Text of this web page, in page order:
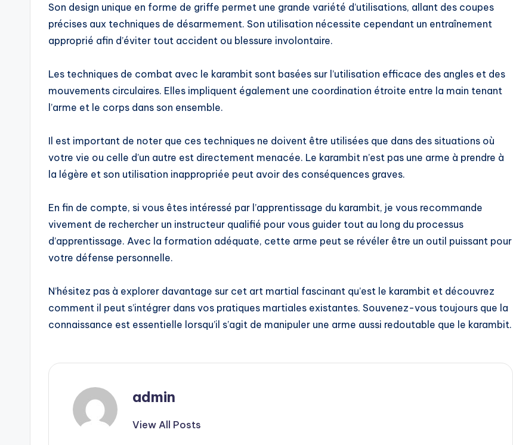
Son design unique en forme de griffe permet une grande variété d’utilisations, allant des coupes
précises aux techniques de désarmement. Son utilisation nécessite cependant un entraînement
approprié afin d’éviter tout accident ou blessure involontaire.
Les techniques de combat avec le karambit sont basées sur l’utilisation efficace des angles et des
mouvements circulaires. Elles impliquent également une coordination étroite entre la main tenant
l’arme et le corps dans son ensemble.
Il est important de noter que ces techniques ne doivent être utilisées que dans des situations où
votre vie ou celle d’un autre est directement menacée. Le karambit n’est pas une arme à prendre à
la légère et son utilisation inappropriée peut avoir des conséquences graves.
En fin de compte, si vous êtes intéressé par l’apprentissage du karambit, je vous recommande
vivement de rechercher un instructeur qualifié pour vous guider tout au long du processus
d’apprentissage. Avec la formation adéquate, cette arme peut se révéler être un outil puissant pour
votre défense personnelle.
N’hésitez pas à explorer davantage sur cet art martial fascinant qu’est le karambit et découvrez
comment il peut s’intégrer dans vos pratiques martiales existantes. Souvenez-vous toujours que la
connaissance est essentielle lorsqu’il s’agit de manipuler une arme aussi redoutable que le karambit.
admin
View All Posts